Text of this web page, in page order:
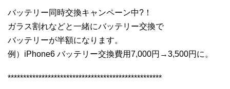
バッテリー同時交換キャンペーン中?！
ガラス割れなどと一緒にバッテリー交換で
バッテリーが半額になります。
例）iPhone6 バッテリー交換費用7,000円→3,500円に。
**************************************************